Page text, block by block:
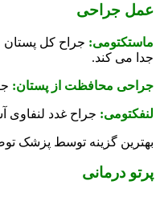
عمل جراحی
ماستکتومی: جراح کل پستان
جدا می کند.
جراحی محافظت از پستان:
لنفکتومی: جراح غدد لنفاوی
بهترین گزینه توسط پزشک
پرتو درمانی